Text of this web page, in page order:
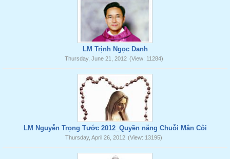
LM Trịnh Ngọc Danh
Thursday, June 21, 2012 (View: 11284)
LM Nguyễn Trọng Tước 2012_Quyền năng Chuỗi Mân Côi
Thursday, April 26, 2012 (View: 13195)